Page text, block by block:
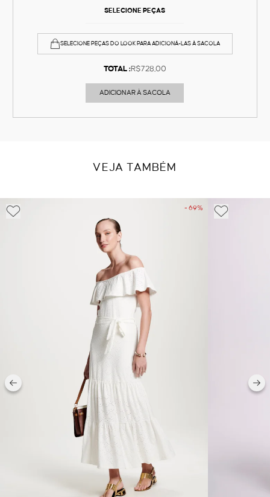
SELECIONE PEÇAS
SELECIONE PEÇAS DO LOOK PARA ADICIONÁ-LAS À SACOLA
TOTAL :R$728,00
ADICIONAR À SACOLA
VEJA TAMBÉM
- 69%